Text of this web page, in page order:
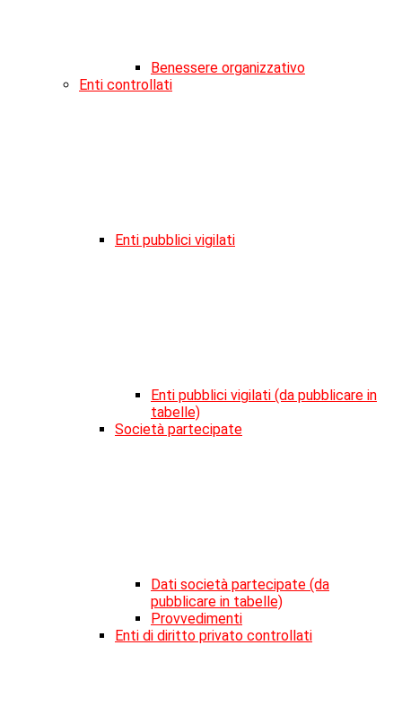
Benessere organizzativo
Enti controllati
Enti pubblici vigilati
Enti pubblici vigilati (da pubblicare in
tabelle)
Società partecipate
Dati società partecipate (da
pubblicare in tabelle)
Provvedimenti
Enti di diritto privato controllati